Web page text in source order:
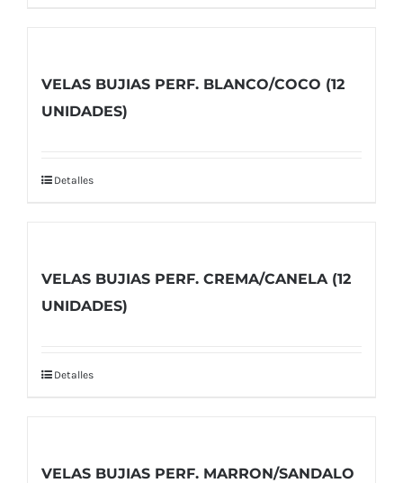
VELAS BUJIAS PERF. BLANCO/COCO (12
UNIDADES)
Detalles
VELAS BUJIAS PERF. CREMA/CANELA (12
UNIDADES)
Detalles
VELAS BUJIAS PERF. MARRON/SANDALO